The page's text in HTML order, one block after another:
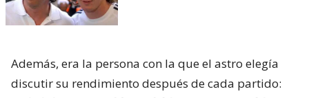
Además, era la persona con la que el astro elegía
discutir su rendimiento después de cada partido: